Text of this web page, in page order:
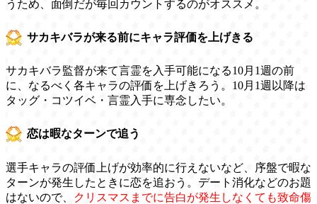
うため、面倒だが毎回カウントするのがオススメ。
サカキバラが来る前にキャラ評価を上げきる
サカキバラ監督が来て言霊を入手可能になる10月1週の前
に、なるべく各キャラの評価を上げきろう。10月1週以降は
タッグ・コツイベ・言霊入手に専念したい。
恋は暇なターンで追う
選手キャラの評価上げが効率的に行えないなど、序盤で暇な
ターンが発生したときに恋を追おう。デート消化などのお題
はないので、
クリスマスまでに告白が発生しなくても致命傷